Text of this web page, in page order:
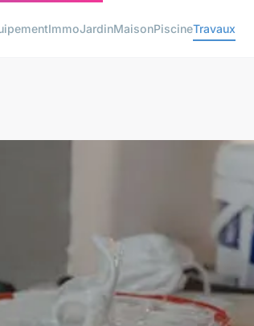
ImmoJardinMaisonPiscineTravaux